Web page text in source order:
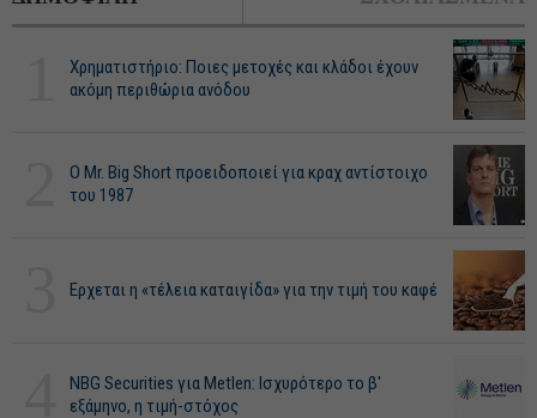
Χρηματιστήριο: Ποιες μετοχές και κλάδοι έχουν
ακόμη περιθώρια ανόδου
O Mr. Big Short προειδοποιεί για κραχ αντίστοιχο
του 1987
Ερχεται η «τέλεια καταιγίδα» για την τιμή του καφέ
NBG Securities για Metlen: Ισχυρότερο το β'
εξάμηνο, η τιμή-στόχος